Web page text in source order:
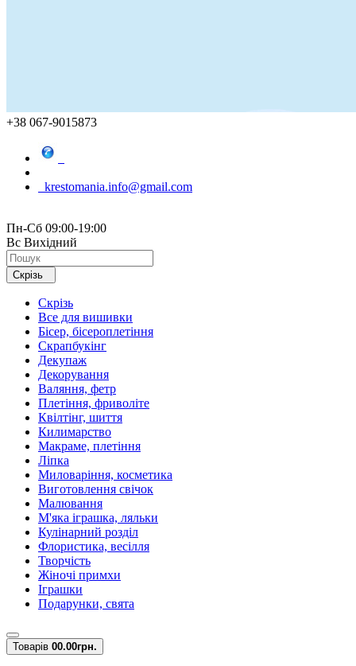
+38 067-9015873
krestomania.info@gmail.com
Пн-Сб 09:00-19:00
Вс Вихідний
Скрізь
Скрізь
Все для вишивки
Бісер, бісероплетіння
Скрапбукінг
Декупаж
Декорування
Валяння, фетр
Плетіння, фриволіте
Квілтінг, шиття
Килимарство
Макраме, плетіння
Ліпка
Миловаріння, косметика
Виготовлення свічок
Малювання
М'яка іграшка, ляльки
Кулінарний розділ
Флористика, весілля
Творчість
Жіночі примхи
Іграшки
Подарунки, свята
Товарів 00.00грн.